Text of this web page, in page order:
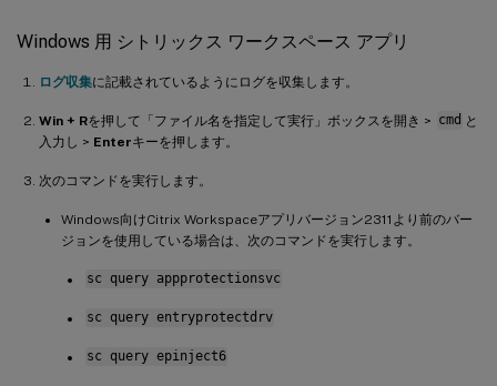
Windows 用 シトリックス ワークスペース アプリ
ログ収集に記載されているようにログを収集します。
Win + Rを押して「ファイル名を指定して実行」ボックスを開き > cmd と
入力し > Enterキーを押します。
次のコマンドを実行します。
Windows向けCitrix Workspaceアプリバージョン2311より前のバー
ジョンを使用している場合は、次のコマンドを実行します。
sc query appprotectionsvc
sc query entryprotectdrv
sc query epinject6